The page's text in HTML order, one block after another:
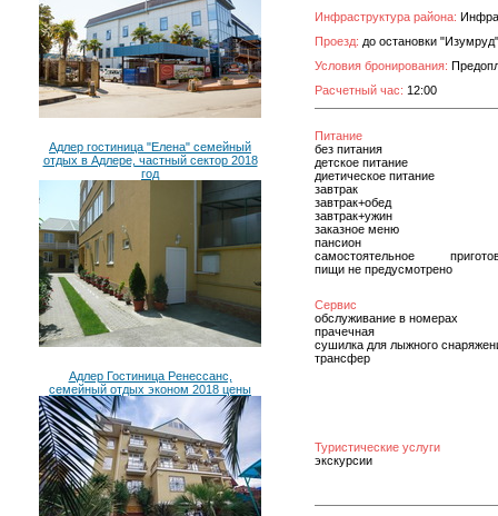
Адлер гостиница "Елена" семейный
отдых в Адлере, частный сектор 2018
год
Адлер Гостиница Ренессанс,
семейный отдых эконом 2018 цены
Инфраструктура района:
Проезд: до остановки "Изумруд"
Условия бронирования:
Расчетный час: 12:00
Питание
без питания
детское питание
диетическое питание
завтрак
завтрак+обед
завтрак+ужин
заказное меню
пансион
самостоятельное
пищи не предусмотрено
Сервис
обслуживание в номерах
прачечная
сушилка для лыжного
трансфер
Туристические услуги
экскурсии